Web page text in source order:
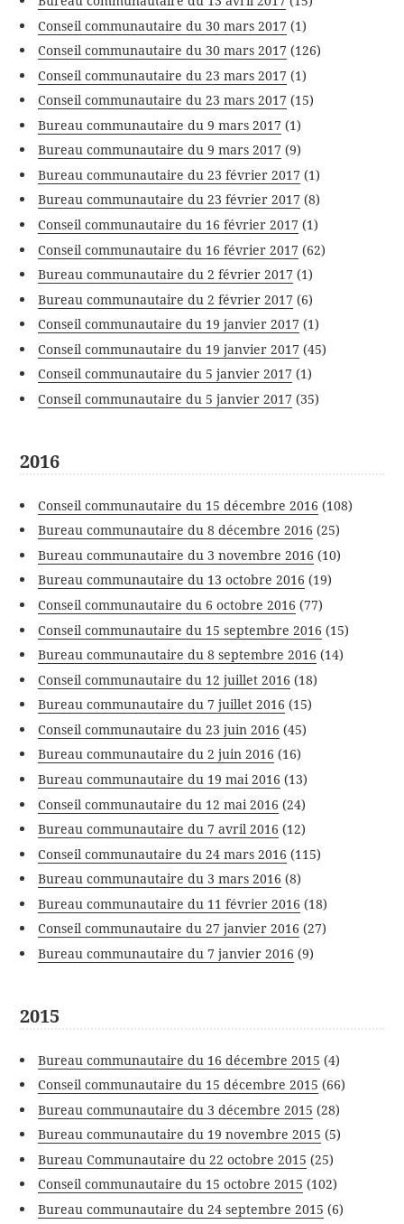
Conseil communautaire du 30 mars 2017 (1)
Conseil communautaire du 30 mars 2017 (126)
Conseil communautaire du 23 mars 2017 (1)
Conseil communautaire du 23 mars 2017 (15)
Bureau communautaire du 9 mars 2017 (1)
Bureau communautaire du 9 mars 2017 (9)
Bureau communautaire du 23 février 2017 (1)
Bureau communautaire du 23 février 2017 (8)
Conseil communautaire du 16 février 2017 (1)
Conseil communautaire du 16 février 2017 (62)
Bureau communautaire du 2 février 2017 (1)
Bureau communautaire du 2 février 2017 (6)
Conseil communautaire du 19 janvier 2017 (1)
Conseil communautaire du 19 janvier 2017 (45)
Conseil communautaire du 5 janvier 2017 (1)
Conseil communautaire du 5 janvier 2017 (35)
2016
Conseil communautaire du 15 décembre 2016 (108)
Bureau communautaire du 8 décembre 2016 (25)
Bureau communautaire du 3 novembre 2016 (10)
Bureau communautaire du 13 octobre 2016 (19)
Conseil communautaire du 6 octobre 2016 (77)
Conseil communautaire du 15 septembre 2016 (15)
Bureau communautaire du 8 septembre 2016 (14)
Conseil communautaire du 12 juillet 2016 (18)
Bureau communautaire du 7 juillet 2016 (15)
Conseil communautaire du 23 juin 2016 (45)
Bureau communautaire du 2 juin 2016 (16)
Bureau communautaire du 19 mai 2016 (13)
Conseil communautaire du 12 mai 2016 (24)
Bureau communautaire du 7 avril 2016 (12)
Conseil communautaire du 24 mars 2016 (115)
Bureau communautaire du 3 mars 2016 (8)
Bureau communautaire du 11 février 2016 (18)
Conseil communautaire du 27 janvier 2016 (27)
Bureau communautaire du 7 janvier 2016 (9)
2015
Bureau communautaire du 16 décembre 2015 (4)
Conseil communautaire du 15 décembre 2015 (66)
Bureau communautaire du 3 décembre 2015 (28)
Bureau communautaire du 19 novembre 2015 (5)
Bureau Communautaire du 22 octobre 2015 (25)
Conseil communautaire du 15 octobre 2015 (102)
Bureau communautaire du 24 septembre 2015 (6)